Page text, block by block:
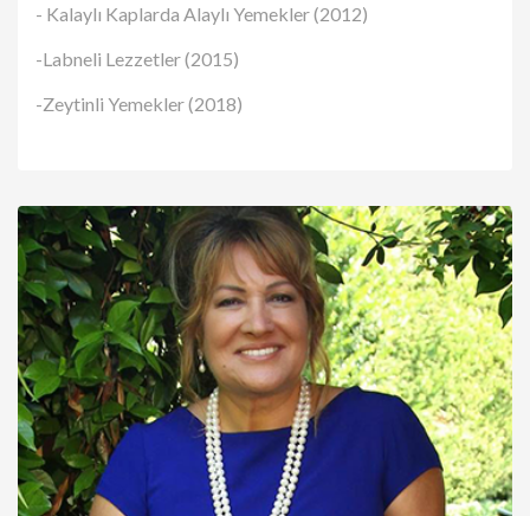
- Kalaylı Kaplarda Alaylı Yemekler (2012)
-Labneli Lezzetler (2015)
-Zeytinli Yemekler (2018)